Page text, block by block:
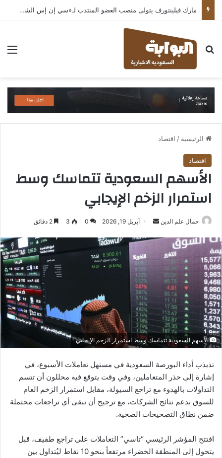
مارك فيلينتورف يتولى منصب العضو المنتدب لـ«سي إن إس الشرق الأوسط» ويشرف على شركات قطاع التكنولوجيا ضمن مجموعة غباش
بحث عن
الرئيسية / اقتصاد
اقتصاد
الأسهم السعودية تتماسك وسط
استمرار الزخم الإيجابي
جمال علم الدين
أرسل
إلكترونيا
أبريل 19, 2026 0
3
الأسهم السعودية تتماسك وسط استمرار الزخم الإيجابي
تذبذب أداء البورصة السعودية في مستهل تعاملات الأسبوع، في
إشارة إلى حذر المتعاملين، وفي وقت يتوقع فيه محللون أن تتسم
التداولات بالهدوء مع تراجع السيولة، مقابل استمرار الزخم العام
للسوق بدعم نتائج الشركات، مع ترجيح أن تبقى أي تراجعات محتملة
ضمن نطاق التصحيحات الصحية.
افتتح المؤشر الرئيسي “تاسي” التعاملات على تراجع طفيف، قبل
يتحول إلى المنطقة الخضراء مرتفعاً بنحو 10 نقاط ليُتداول بين